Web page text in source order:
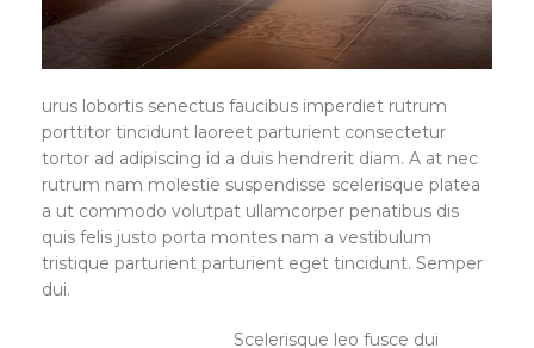
urus lobortis senectus faucibus imperdiet rutrum
porttitor tincidunt laoreet parturient consectetur
tortor ad adipiscing id a duis hendrerit diam. A at nec
rutrum nam molestie suspendisse scelerisque platea
a ut commodo volutpat ullamcorper penatibus dis
quis felis justo porta montes nam a vestibulum
tristique parturient parturient eget tincidunt. Semper
dui.
Scelerisque leo fusce dui